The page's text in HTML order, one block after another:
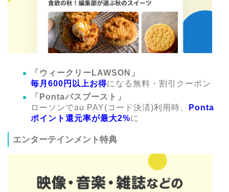
「ウィークリーLAWSON」
毎月600円以上お得になる無料・割引クーポン
「Pontaパスブースト」
ローソンでau PAY(コード決済)利用時、
Ponta
ポイント還元率が最大2%に
エンターテインメント特典